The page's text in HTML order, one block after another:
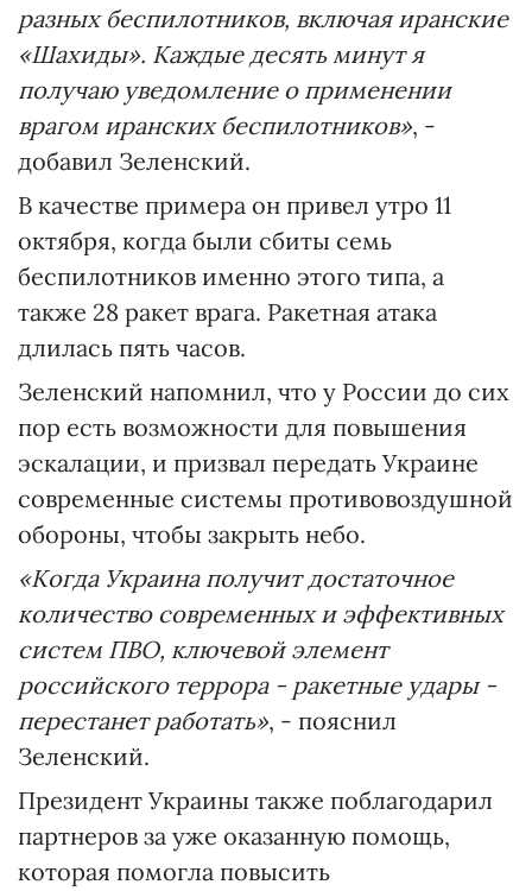
разных беспилотников, включая иранские
«Шахиды». Каждые десять минут я
получаю уведомление о применении
врагом иранских беспилотников», -
добавил Зеленский.
В качестве примера он привел утро 11
октября, когда были сбиты семь
беспилотников именно этого типа, а
также 28 ракет врага. Ракетная атака
длилась пять часов.
Зеленский напомнил, что у России до сих
пор есть возможности для повышения
эскалации, и призвал передать Украине
современные системы противовоздушной
обороны, чтобы закрыть небо.
«Когда Украина получит достаточное
количество современных и эффективных
систем ПВО, ключевой элемент
российского террора - ракетные удары -
перестанет работать», - пояснил
Зеленский.
Президент Украины также поблагодарил
партнеров за уже оказанную помощь,
которая помогла повысить